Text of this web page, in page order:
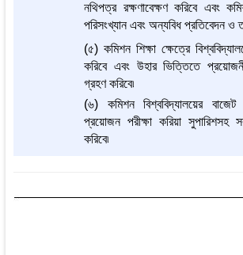
নথিপত্র রক্ষণাবেক্ষণ করিবে এবং
পরিসংখ্যান এবং অন্যবিধ প্রতিবেদন ও
(৫) কমিশন শিক্ষা ক্ষেত্রে
করিবে এবং উহার ভিত্তিতে
গ্রহণ করিবে৷
(৬) কমিশন বিশ্ববিদ্যালয়ের
প্রয়োজন পরীক্ষা করিয়া সুপারিশসহ
করিবে৷